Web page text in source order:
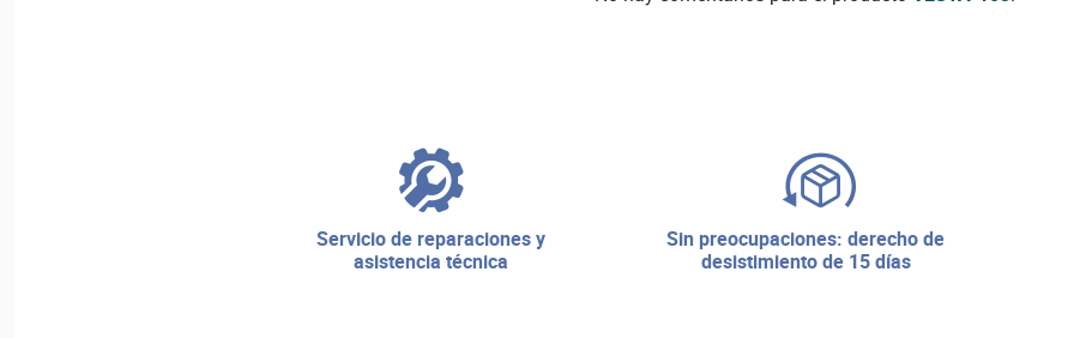
servicio de reparaciones y
asistencia técnica
sin preocupaciones: derecho de
desistimiento de 15 días